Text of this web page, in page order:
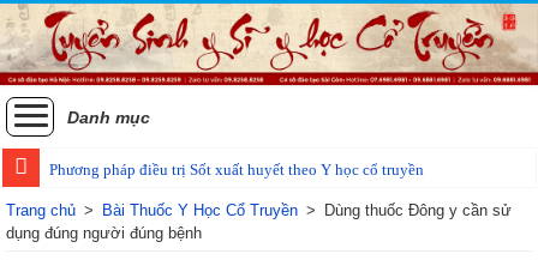
Danh mục
Phương pháp điều trị Sốt xuất huyết theo Y học cổ truyền
Các phương pháp điều trị zona thần kinh bằng Đông y
Trang chủ > Bài Thuốc Y Học Cổ Truyền > Dùng thuốc Đông y cần sử
dụng đúng người đúng bệnh